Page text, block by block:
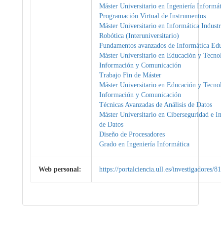
Máster Universitario en Ingeniería
Programación Virtual de Instrumentos
Máster Universitario en Informática
Robótica (Interuniversitario)
Fundamentos avanzados de Informática
Máster Universitario en Educación y
Información y Comunicación
Trabajo Fin de Máster
Máster Universitario en Educación y
Información y Comunicación
Técnicas Avanzadas de Análisis de Datos
Máster Universitario en Ciberseguridad e
de Datos
Diseño de Procesadores
Grado en Ingeniería Informática
Web personal: https://portalciencia.ull.es/investigadores/